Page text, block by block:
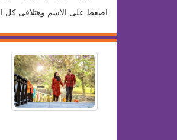
اضغط على الاسم وهتلاقى كل